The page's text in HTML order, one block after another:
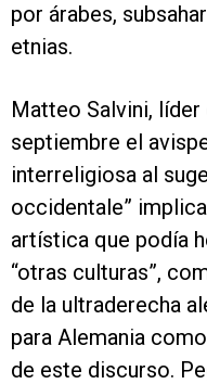
por árabes,
etnias.
Matteo Salvini, líder
septiembre el
interreligiosa al
occidentale”
artística que podía
“otras culturas”,
de la ultraderecha
para Alemania
de este discurso.